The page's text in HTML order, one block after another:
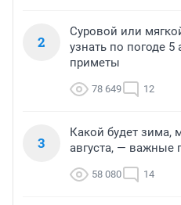
2
Суровой или
узнать по погоде
приметы
78 649 12
3
Какой будет зима,
августа, — важные
58 080 14